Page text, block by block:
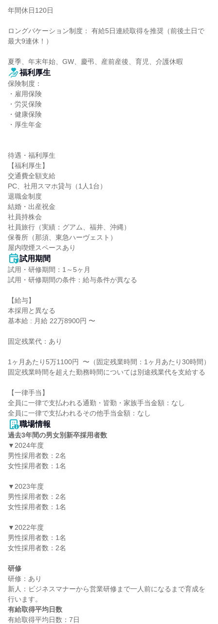
年間休日120日
ロングバケーション制度： 有給5日連続取得を推奨（前後土日で
最大9連休！）
夏季、年末年始、GW、慶弔、産前産後、育児、介護休暇
福利厚生
保険制度：
・雇用保険
・労災保険
・健康保険
・厚生年金
待遇・福利厚生
【福利厚生】
交通費全額支給
PC、社用スマホ貸与（1人1台）
退職金制度
結婚・出産祝金
社員持株会
社員旅行（実績：グアム、福井、沖縄）
保養所（那須、東急ハーヴェスト）
屋内喫煙スペースあり
試用期間
試用・研修期間：1～5ヶ月
試用・研修期間の条件：給与条件が異なる
【給与】
本採用と異なる
基本給 : 月給 22万8900円 〜
固定残業代：あり
1ヶ月あたり5万1100円  〜（固定残業時間：1ヶ月あたり30時間）
固定残業時間を超えた勤務時間については別途残業代を支給する
【一律手当】
全員に一律で支払われる通勤・皆勤・家族手当金額：なし
職場情報
過去3年間の男女別新卒採用者数
▼2024年度
男性採用者数：2名
女性採用者数：1名
▼2023年度
男性採用者数：2名
女性採用者数：1名
▼2022年度
男性採用者数：1名
女性採用者数：2名
研修
研修：あり
新人：ビジネスマナーから営業研修まで一人前になるまで育成を
有給取得平均日数
有給取得平均日数：7日